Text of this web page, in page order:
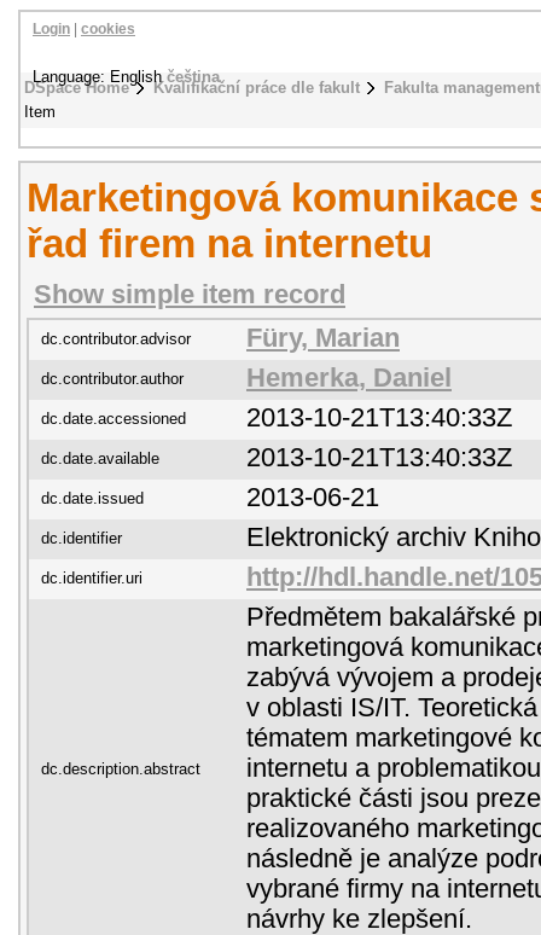
DSpace Home Kvalifikační práce dle fakult
Fakulta
Item
Login cookies
Language: Englishčeština
Marketingová komunikace
řad firem na internetu
Show simple item record
dc.contributor.advisor Füry, Marian
dc.contributor.author Hemerka, Daniel
dc.date.accessioned 2013-10-21T13:40:33Z
dc.date.available 2013-10-21T13:40:33Z
dc.date.issued 2013-06-21
dc.identifier Elektronický archiv
dc.identifier.uri http://hdl.handle.net/
dc.description.abstract
Předmětem bakalářské
marketingová
zabývá vývojem a
v oblasti IS/IT.
tématem marketingové
internetu a
praktické části jsou
realizovaného
následně je analýze
vybrané firmy na
návrhy ke zlepšení.